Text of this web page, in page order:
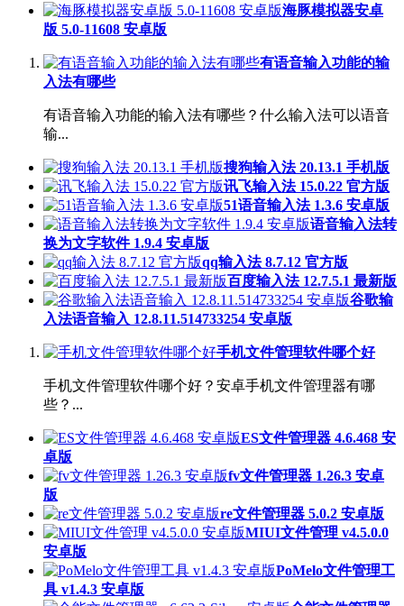
海豚模拟器安卓
版 5.0-11608 安卓版
有语音输入功能的输
入法有哪些
有语音输入功能的输入法有哪些？什么输入法可以语音
输...
搜狗输入法 20.13.1 手机版
讯飞输入法 15.0.22 官方版
51语音输入法 1.3.6 安卓版
语音输入法转
换为文字软件 1.9.4 安卓版
qq输入法 8.7.12 官方版
百度输入法 12.7.5.1 最新版
谷歌输
入法语音输入 12.8.11.514733254 安卓版
手机文件管理软件哪个好
手机文件管理软件哪个好？安卓手机文件管理器有哪
些？...
ES文件管理器 4.6.468 安
卓版
fv文件管理器 1.26.3 安卓
版
re文件管理器 5.0.2 安卓版
MIUI文件管理 v4.5.0.0
安卓版
PoMelo文件管理工
具 v1.4.3 安卓版